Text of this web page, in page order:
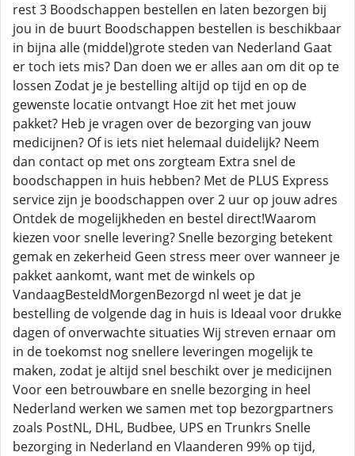
rest 3 Boodschappen bestellen en laten bezorgen bij
jou in de buurt Boodschappen bestellen is beschikbaar
in bijna alle (middel)grote steden van Nederland Gaat
er toch iets mis? Dan doen we er alles aan om dit op te
lossen Zodat je je bestelling altijd op tijd en op de
gewenste locatie ontvangt Hoe zit het met jouw
pakket? Heb je vragen over de bezorging van jouw
medicijnen? Of is iets niet helemaal duidelijk? Neem
dan contact op met ons zorgteam Extra snel de
boodschappen in huis hebben? Met de PLUS Express
service zijn je boodschappen over 2 uur op jouw adres
Ontdek de mogelijkheden en bestel direct!Waarom
kiezen voor snelle levering? Snelle bezorging betekent
gemak en zekerheid Geen stress meer over wanneer je
pakket aankomt, want met de winkels op
VandaagBesteldMorgenBezorgd nl weet je dat je
bestelling de volgende dag in huis is Ideaal voor drukke
dagen of onverwachte situaties Wij streven ernaar om
in de toekomst nog snellere leveringen mogelijk te
maken, zodat je altijd snel beschikt over je medicijnen
Voor een betrouwbare en snelle bezorging in heel
Nederland werken we samen met top bezorgpartners
zoals PostNL, DHL, Budbee, UPS en Trunkrs Snelle
bezorging in Nederland en Vlaanderen 99% op tijd,